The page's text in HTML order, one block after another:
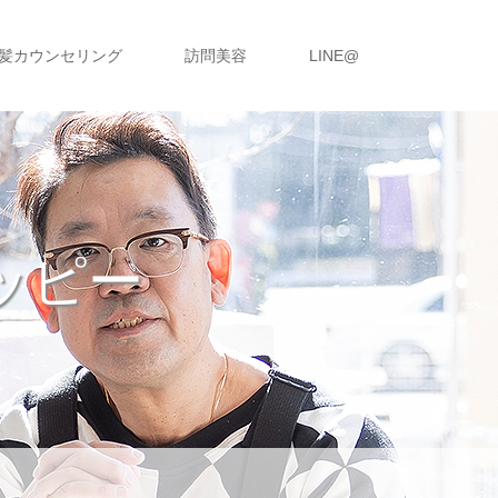
カウンセリング 訪問美容 LINE@
ピー